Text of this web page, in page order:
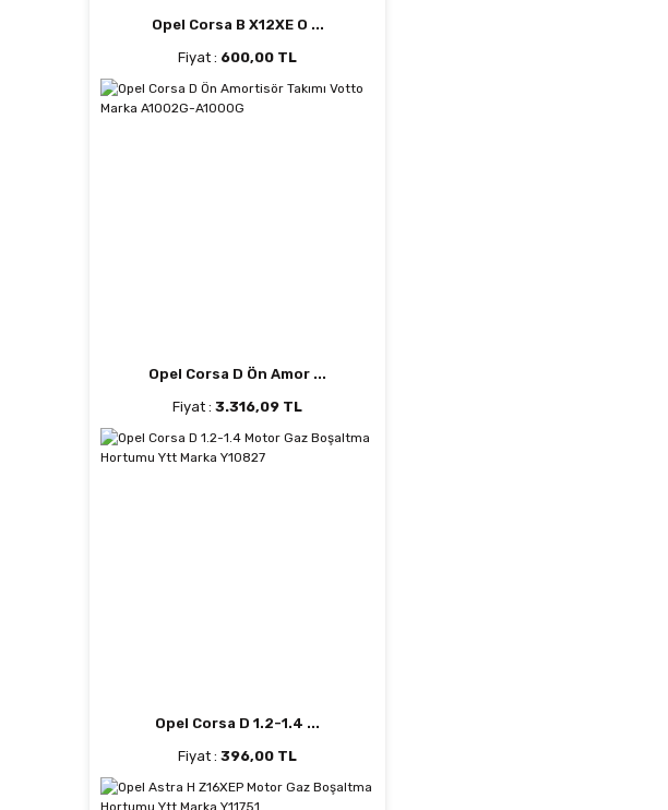
Opel Corsa B X12XE O ...
Fiyat : 600,00 TL
Opel Corsa D Ön Amor ...
Fiyat : 3.316,09 TL
Opel Corsa D 1.2-1.4 ...
Fiyat : 396,00 TL